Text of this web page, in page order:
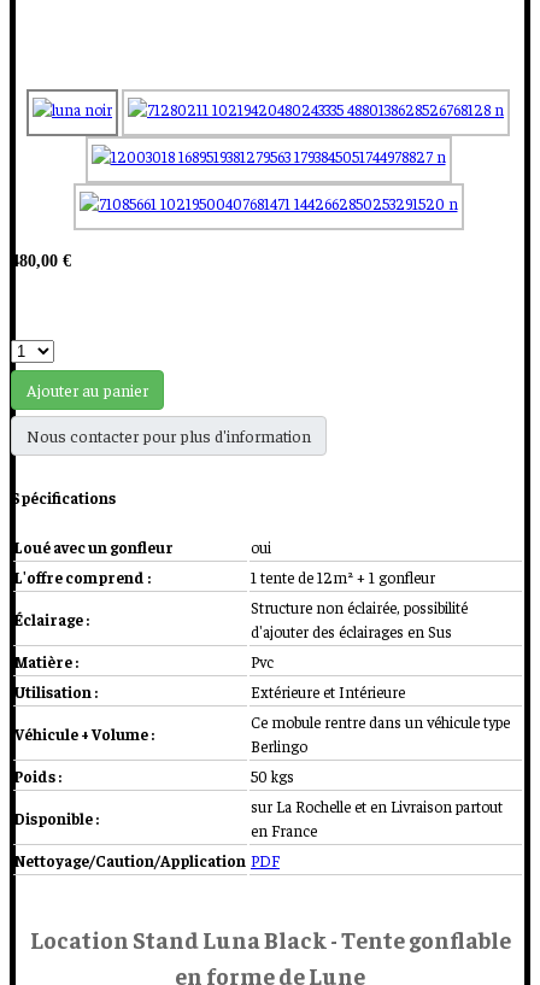
480,00 €
Ajouter au panier
Nous contacter pour plus d'information
Spécifications
Loué avec un gonfleur
oui
L'offre comprend :
1 tente de 12m² + 1 gonfleur
Éclairage :
Structure non éclairée, possibilité
d'ajouter des éclairages en Sus
Matière :
Pvc
Utilisation :
Extérieure et Intérieure
Véhicule + Volume :
Ce mobule rentre dans un véhicule type
Berlingo
Poids :
50 kgs
Disponible :
sur La Rochelle et en Livraison partout
en France
Nettoyage/Caution/Application PDF
Location Stand Luna Black - Tente gonflable
en forme de Lune